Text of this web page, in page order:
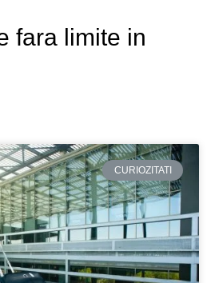
fara limite in
CURIOZITATI